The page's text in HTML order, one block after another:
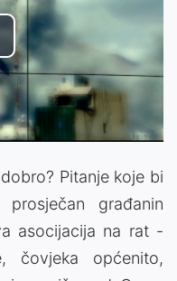
Pitanje koje bi
građanin
asocijacija na rat -
čovjeka općenito,